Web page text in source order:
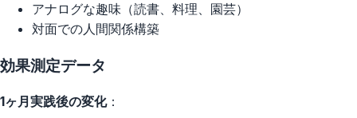
アナログな趣味（読書、料理、園芸）
対面での人間関係構築
効果測定データ
1ヶ月実践後の変化：